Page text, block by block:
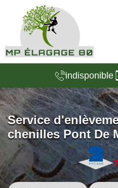
indisponible
Service
chenilles Pont De